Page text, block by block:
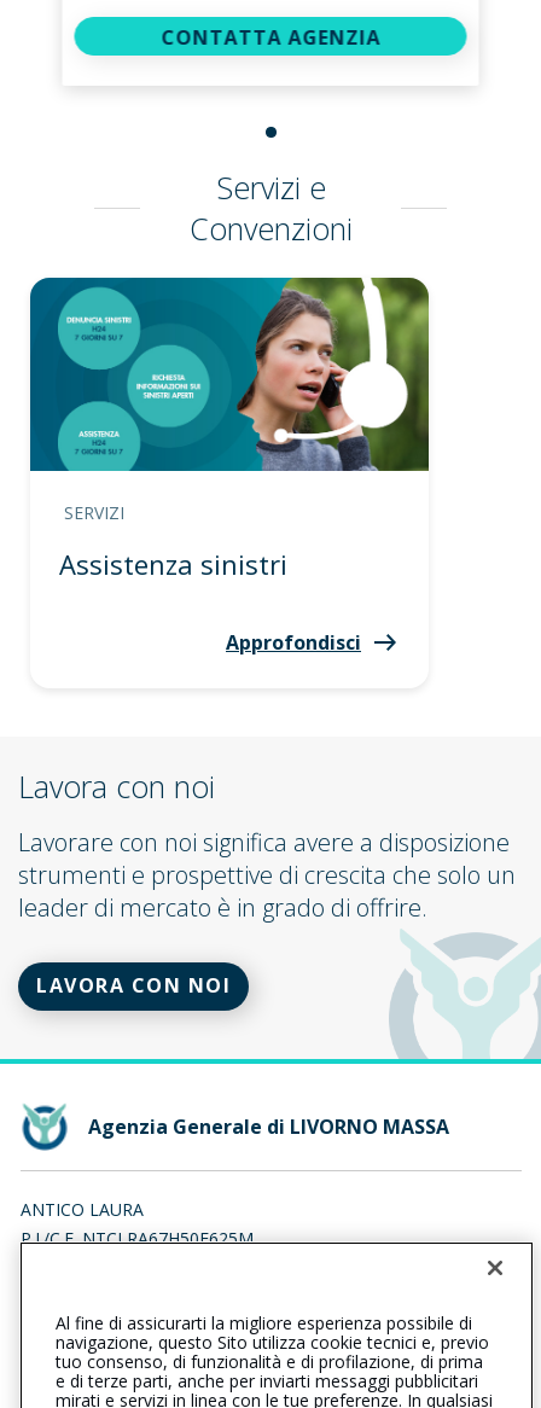
CONTATTA AGENZIA
Servizi e
Convenzioni
SERVIZI
Assistenza sinistri
Approfondisci
Lavora con noi
Lavorare con noi significa avere a disposizione
strumenti e prospettive di crescita che solo un
leader di mercato è in grado di offrire.
LAVORA CON NOI
Agenzia Generale di LIVORNO MASSA
ANTICO LAURA
P.I./C.F. NTCLRA67H50E625M
0586951538
livornomassa@cattolica.it
Al fine di assicurarti la migliore esperienza possibile di
navigazione, questo Sito utilizza cookie tecnici e, previo
tuo consenso, di funzionalità e di profilazione, di prima
e di terze parti, anche per inviarti messaggi pubblicitari
mirati e servizi in linea con le tue preferenze. In qualsiasi